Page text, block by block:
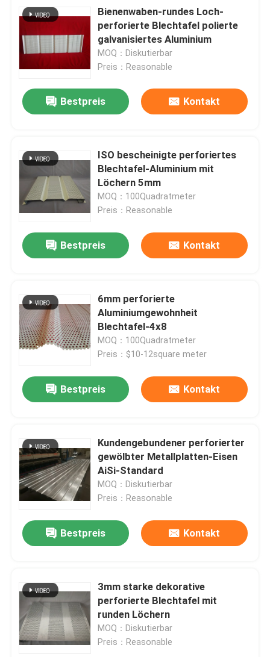
Bienenwaben-rundes Loch-
perforierte Blechtafel polierte
galvanisiertes Aluminium
MOQ：Diskutierbar
Preis：Reasonable
Bestpreis Kontakt
ISO bescheinigte perforiertes
Blechtafel-Aluminium mit
Löchern 5mm
MOQ：100Quadratmeter
Preis：Reasonable
Bestpreis Kontakt
6mm perforierte
Aluminiumgewohnheit
Blechtafel-4x8
MOQ：100Quadratmeter
Preis：$10-12square meter
Bestpreis Kontakt
Kundengebundener perforierter
gewölbter Metallplatten-Eisen
AiSi-Standard
MOQ：Diskutierbar
Preis：Reasonable
Bestpreis Kontakt
3mm starke dekorative
perforierte Blechtafel mit
runden Löchern
MOQ：Diskutierbar
Preis：Reasonable